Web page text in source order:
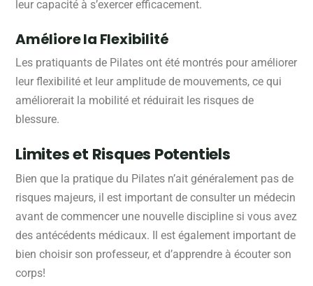
leur capacité à s’exercer efficacement.
Améliore la Flexibilité
Les pratiquants de Pilates ont été montrés pour améliorer
leur flexibilité et leur amplitude de mouvements, ce qui
améliorerait la mobilité et réduirait les risques de
blessure.
Limites et Risques Potentiels
Bien que la pratique du Pilates n’ait généralement pas de
risques majeurs, il est important de consulter un médecin
avant de commencer une nouvelle discipline si vous avez
des antécédents médicaux. Il est également important de
bien choisir son professeur, et d’apprendre à écouter son
corps!